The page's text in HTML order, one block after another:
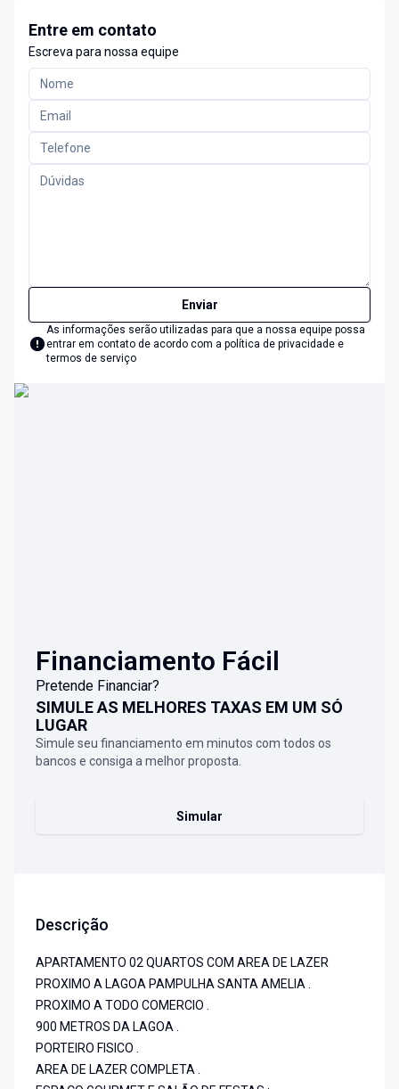
Entre em contato
Escreva para nossa equipe
Enviar
As informações serão utilizadas para que a nossa equipe possa
entrar em contato de acordo com a política de privacidade e
termos de serviço
Financiamento Fácil
Pretende Financiar?
SIMULE AS MELHORES TAXAS EM UM SÓ
LUGAR
Simule seu financiamento em minutos com todos os
bancos e consiga a melhor proposta.
Simular
Descrição
APARTAMENTO 02 QUARTOS COM AREA DE LAZER
PROXIMO A LAGOA PAMPULHA SANTA AMELIA .
PROXIMO A TODO COMERCIO .
900 METROS DA LAGOA .
PORTEIRO FISICO .
AREA DE LAZER COMPLETA .